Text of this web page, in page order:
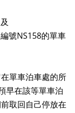
號NS158的單車
單車泊車處的所
早在該等單車泊
取回自己停放在